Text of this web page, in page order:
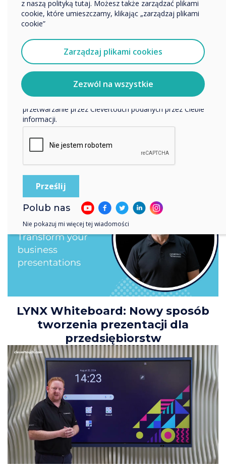
ekranu za pomocą interaktywnych
wyświetlaczy Clevertouch
IMPACT Lux | Pływający pasek
LYNX Whiteboard: Nowy sposób
tworzenia prezentacji dla
przedsiębiorstw
z naszą polityką tutaj. Możesz także zarządzać plikami
cookie, które umieszczamy, klikając „zarządzaj plikami
cookie”
Zarządzaj plikami cookies
Zezwól na wszystkie
naszych produktów i usług za pośrednictwem poczty
elektronicznej, telefonu lub poczty.
Clevertouch.
Aby uzyskać informacje o tym, jak gromadzimy i
wykorzystujemy Twoje dane osobowe, odwiedź naszą
politykę prywatności.
Klikając Wyślij, wyrażasz zgodę na przechowywanie i
przetwarzanie przez Clevertouch podanych przez Ciebie
informacji.
Polub nas
Nie pokazuj mi więcej tej wiadomości